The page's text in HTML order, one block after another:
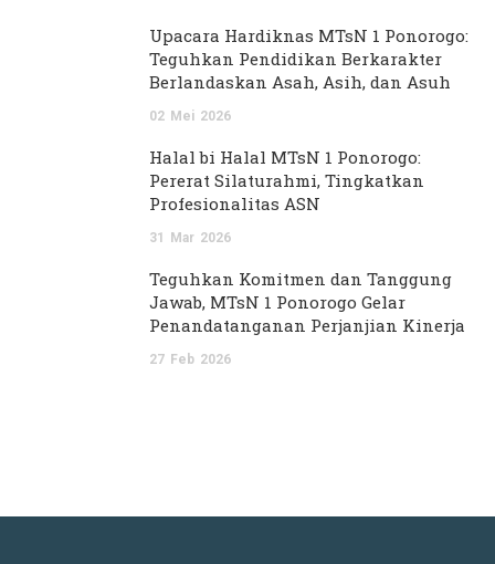
Upacara Hardiknas MTsN 1 Ponorogo:
Teguhkan Pendidikan Berkarakter
Berlandaskan Asah, Asih, dan Asuh
02 Mei 2026
Halal bi Halal MTsN 1 Ponorogo:
Pererat Silaturahmi, Tingkatkan
Profesionalitas ASN
31 Mar 2026
Teguhkan Komitmen dan Tanggung
Jawab, MTsN 1 Ponorogo Gelar
Penandatanganan Perjanjian Kinerja
27 Feb 2026